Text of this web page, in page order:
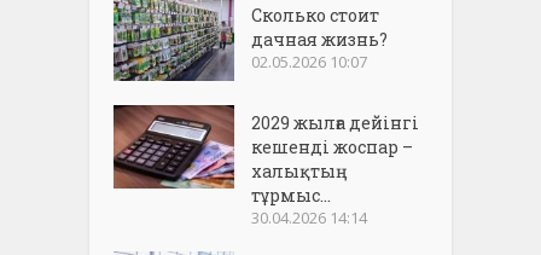
Сколько стоит
дачная жизнь?
02.05.2026 10:07
2029 жылға дейінгі
кешенді жоспар –
халықтың
тұрмыс...
30.04.2026 14:14